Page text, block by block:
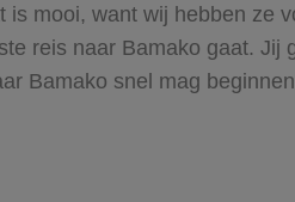
mooi, want wij hebben ze
reis naar Bamako gaat.
Bamako snel mag